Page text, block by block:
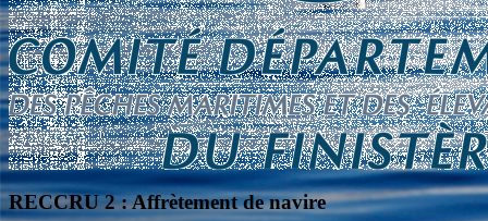
RECCRU 2 : Affrètement de navire